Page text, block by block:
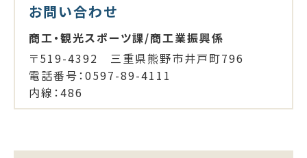
お問い合わせ
商工・観光スポーツ課/商工業振興係
〒519-4392 三重県熊野市井戸町796
電話番号：0597-89-4111
内線：486